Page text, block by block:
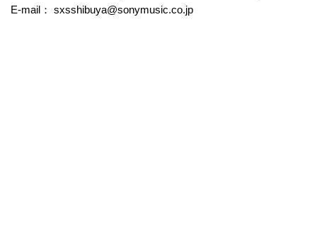
E-mail： sxsshibuya@sonymusic.co.jp